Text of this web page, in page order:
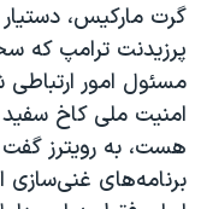
گرت مارکیس، دستیار
پرزیدنت ترامپ که
مسئول امور ارتباطی
امنیت ملی کاخ سفید
هست، به رویترز
برنامه‌های غنی‌سازی